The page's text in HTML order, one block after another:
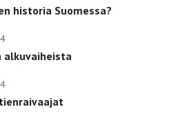
historia Suomessa?
alkuvaiheista